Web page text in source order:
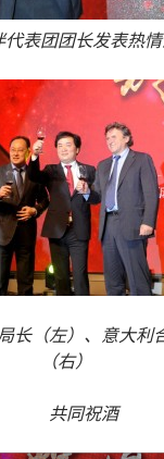
代表团团长发表热
长（左）、意大利
（右）
共同祝酒